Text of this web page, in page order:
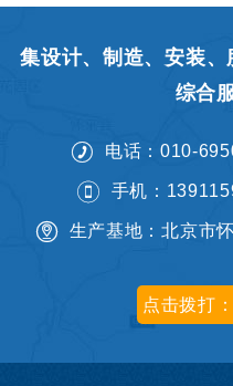
集设计、制造、安装
综合
电话：010-
手机：
生产基地：北京市
点击拨打